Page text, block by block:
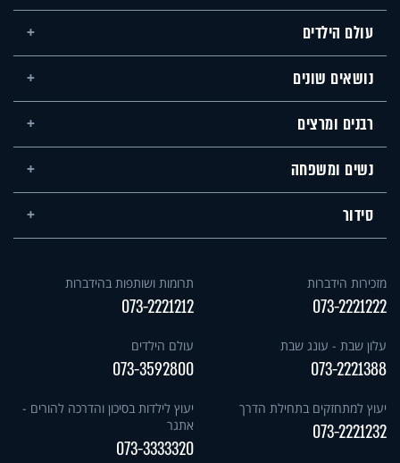
עולם הילדים
נושאים שונים
רבנים ומרצים
נשים ומשפחה
סידור
מזכירות הידברות
073-2221222
תרומות ושותפות בהידברות
073-2221212
עלון שבת - עונג שבת
073-2221388
עולם הילדים
073-3592800
יעוץ למתחזקים בתחילת הדרך
073-2221232
יעוץ לילדות בסיכון והדרכה להורים -
אתגר
073-3333320